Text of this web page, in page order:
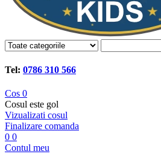
Tel: 0786 310 566
Cos 0
Cosul este gol
Vizualizati cosul
Finalizare comanda
0 0
Contul meu